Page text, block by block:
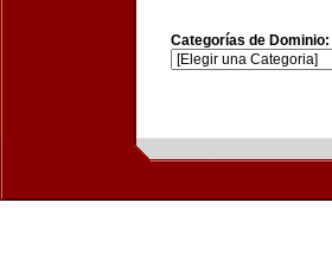
Categorías de Dominio: